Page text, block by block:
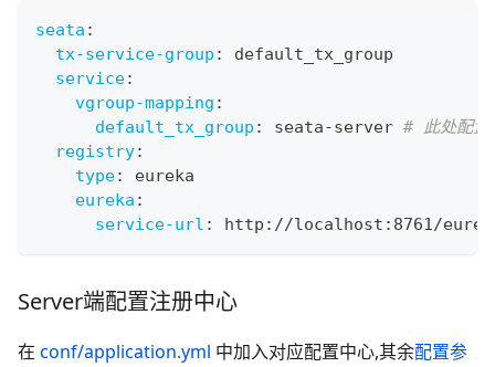
seata :
tx-service-group :
default_tx_group
service:
vgroup-mapping :
default_tx_group : seata-server # 此处配
registry:
type:
eureka
eureka :
service-url : http : //localhost : 8761/
Server端配置注册中心
在 conf/application.yml 中加入对应配置中心,其余配置参